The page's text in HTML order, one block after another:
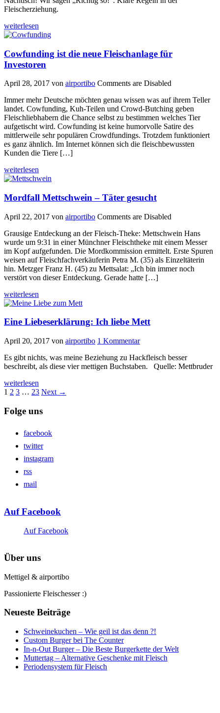
Fleischerziehung.
weiterlesen
Cowfunding ist die neue Fleischanlage für
Investoren
April 28, 2017 von airportibo Comments are Disabled
Immer mehr Deutsche möchten genau wissen was auf ihrem Teller
landet. Cowfunding, Kuh-Teilen und Crowd-Butching geben
Fleischliebhabern die Chance selbst zu bestimmen welches Tier
aufgetischt wird. Cowfunding ist keine humorvolle Satire des
mittlerweile sehr populären Crowdfundings. Trotzdem funktioniert
es ganz ähnlich. Im Internet können sich die fleischbewussten
Kunden die Tiere […]
weiterlesen
Mordfall Mettschwein – Täter gesucht
April 22, 2017 von airportibo Comments are Disabled
Grausige Entdeckung an der Fleisch-Theke: Mettschwein Hans
wurde um 9:31 in einer Münchner Fleischtheke mit einem Messer
im Kopf aufgefunden. Die Mordkommission ermittelt. Erste Spuren
weisen auf Fleischfachverkäuferin Petra M. (35) als Einzeltäterin
hin. Metzger Franz H. (45) zu Mettsalat: „Ich bin immer noch
verstört von dieser Entdeckung. Gerade hatte […]
weiterlesen
Eine Liebeserklärung: Ich liebe Mett
April 20, 2017 von airportibo 1 Kommentar
Es gibt nichts, was meine Beziehung zu Hackfleisch besser
beschreibt, als diese vier mettigen Buchstaben. Quelle: Mettbruder
weiterlesen
1 2 3 … 23 Next →
Folge uns
facebook
twitter
instagram
rss
mail
Auf Facebook
Auf Facebook
Über uns
Mettigel & airportibo
Passionierte Fleischesser :)
Neueste Beiträge
Schweinekuchen – Wie geil ist das denn ?!
Custom Burger bei The Counter
In-n-Out Burger – Die Beste Burgerkette der Welt
Muttertag – Alternative Geschenke mit Fleisch
Periodensystem für Fleisch